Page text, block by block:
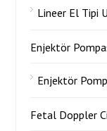
Lineer El Tipi
Enjektör
Enjektör
Fetal Doppler